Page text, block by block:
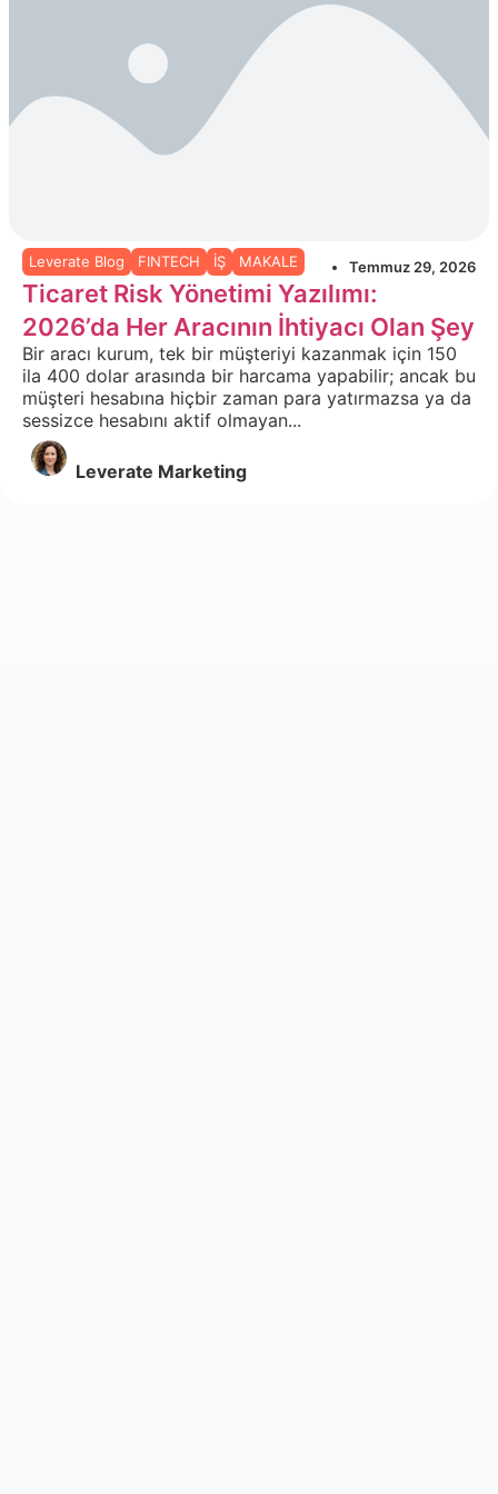
Leverate Blog FINTECH İŞ MAKALE Temmuz 29, 2026
Ticaret Risk Yönetimi Yazılımı:
2026’da Her Aracının İhtiyacı Olan Şey
Bir aracı kurum, tek bir müşteriyi kazanmak için 150
ila 400 dolar arasında bir harcama yapabilir; ancak bu
müşteri hesabına hiçbir zaman para yatırmazsa ya da
sessizce hesabını aktif olmayan...
Leverate Marketing